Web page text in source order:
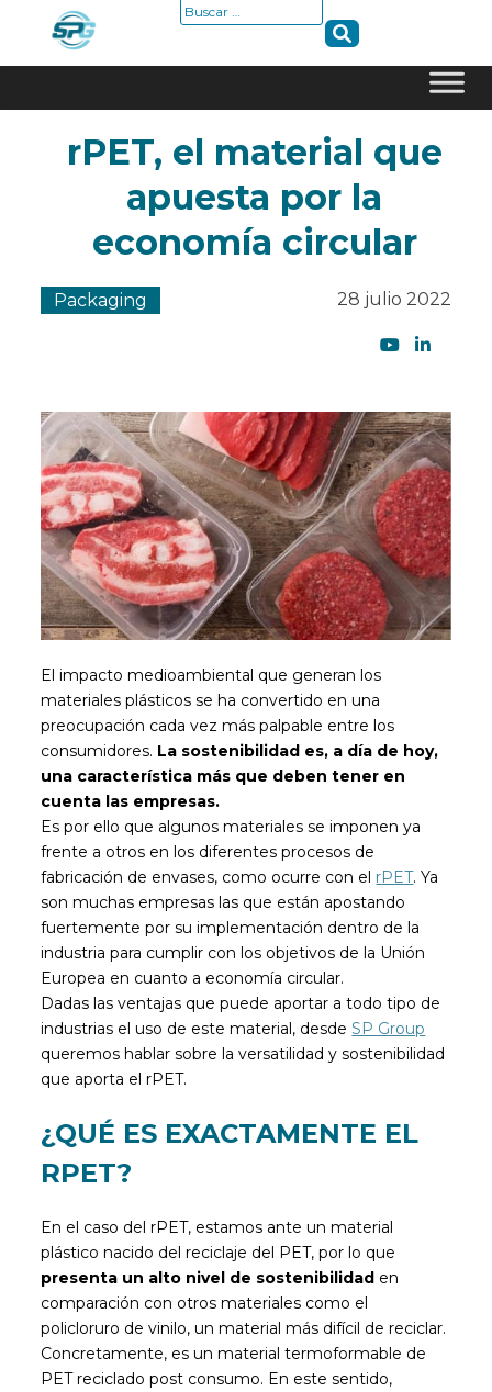
Buscar:
rPET, el material que
apuesta por la
economía circular
Packaging 28 julio 2022
El impacto medioambiental que generan los
materiales plásticos se ha convertido en una
preocupación cada vez más palpable entre los
consumidores. La sostenibilidad es, a día de hoy,
una característica más que deben tener en
cuenta las empresas.
Es por ello que algunos materiales se imponen ya
frente a otros en los diferentes procesos de
fabricación de envases, como ocurre con el rPET. Ya
son muchas empresas las que están apostando
fuertemente por su implementación dentro de la
industria para cumplir con los objetivos de la Unión
Europea en cuanto a economía circular.
Dadas las ventajas que puede aportar a todo tipo de
industrias el uso de este material, desdeSP Group
queremos hablar sobre la versatilidad y sostenibilidad
que aporta el rPET.
¿QUÉ ES EXACTAMENTE EL
RPET?
En el caso del rPET, estamos ante un material
plástico nacido del reciclaje del PET, por lo que
presenta un alto nivel de sostenibilidad en
comparación con otros materiales como el
policloruro de vinilo, un material más difícil de reciclar.
Concretamente, es un material termoformable de
PET reciclado post consumo. En este sentido,